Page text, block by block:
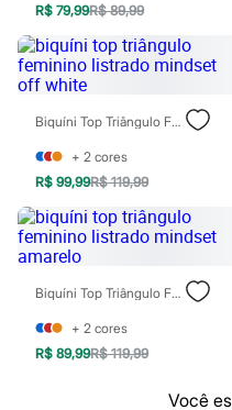
Sonic
Stitch
Beleza
Kits
Perfumes árabes
Novidades
Cabelos
Condicionador
Escovas e Pentes
Finalizadores
Shampoo
Tratamento
Cuidados com o corpo
Hidratante
Protetor solar
Cuidados com o rosto
Esfoliante
R$ 79,99R$ 89,99
Biquíni Top Triângulo Feminino Listrado Mindset Off White
+ 2 cores
R$ 99,99R$ 119,99
Biquíni Top Triângulo Feminino Listrado Mindset Amarelo
+ 2 cores
R$ 89,99R$ 119,99
Você